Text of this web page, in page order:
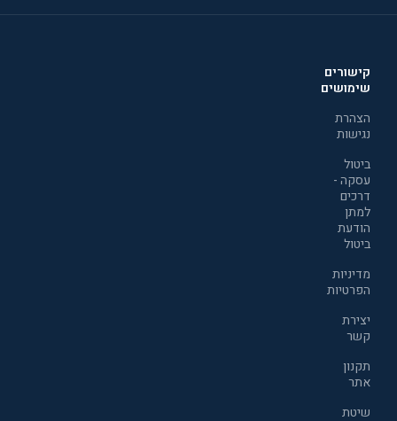
קישורים
שימושים
הצהרת
נגישות
ביטול
עסקה -
דרכים
למתן
הודעת
ביטול
מדיניות
הפרטיות
יצירת
קשר
תקנון
אתר
שיטת